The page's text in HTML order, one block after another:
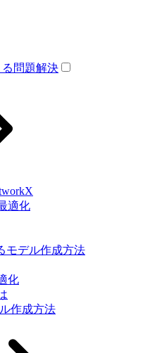
問題解決
適化
モデル作成方法
化
作成方法